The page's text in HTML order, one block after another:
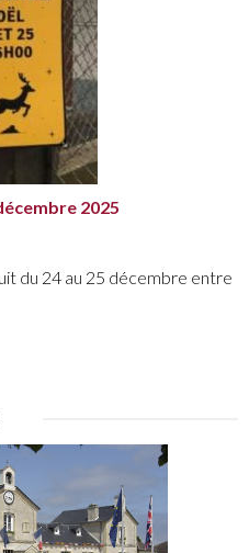
2025
du 24 au 25 décembre entre